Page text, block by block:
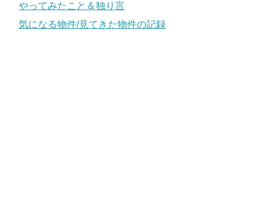
やってみたこと＆独り言
気になる物件/見てきた物件の記録